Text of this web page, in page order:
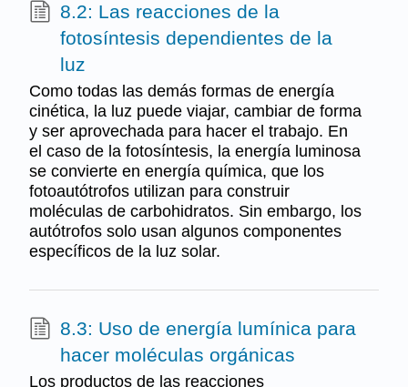
8.2: Las reacciones de la
fotosíntesis dependientes de la
luz
Como todas las demás formas de energía
cinética, la luz puede viajar, cambiar de forma
y ser aprovechada para hacer el trabajo. En
el caso de la fotosíntesis, la energía luminosa
se convierte en energía química, que los
fotoautótrofos utilizan para construir
moléculas de carbohidratos. Sin embargo, los
autótrofos solo usan algunos componentes
específicos de la luz solar.
8.3: Uso de energía lumínica para
hacer moléculas orgánicas
Los productos de las reacciones